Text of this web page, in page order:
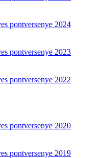
pontversenye 2024
pontversenye 2023
pontversenye 2022
pontversenye 2020
pontversenye 2019